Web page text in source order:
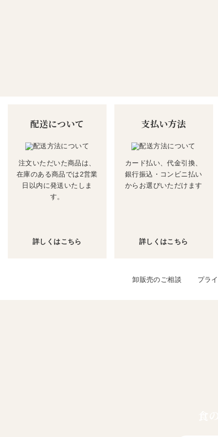
配送について
注文いただいた商品は、
在庫のある商品では2営業
日以内に発送いたしま
す。
詳しくはこちら
支払い方法
カード払い、代金引換、
銀行振込・コンビニ払い
からお選びいただけます
詳しくはこちら
卸販売のご相談 プラ